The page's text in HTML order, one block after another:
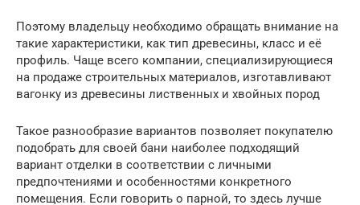
Поэтому владельцу необходимо обращать внимание на
такие характеристики, как тип древесины, класс и её
профиль. Чаще всего компании, специализирующиеся
на продаже строительных материалов, изготавливают
вагонку из древесины лиственных и хвойных пород
Такое разнообразие вариантов позволяет покупателю
подобрать для своей бани наиболее подходящий
вариант отделки в соответствии с личными
предпочтениями и особенностями конкретного
помещения. Если говорить о парной, то здесь лучше